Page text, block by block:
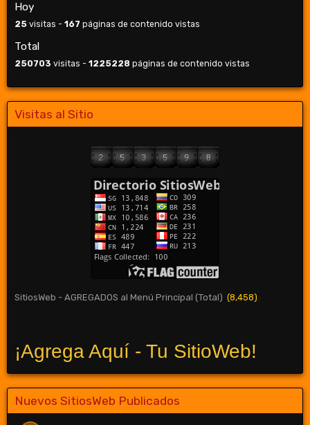
Hoy
25 visitas - 167 páginas de contenido vistas
Total
250703 visitas - 1225228 páginas de contenido vistas
Visitas al Sitio
SitiosWeb - AGREGADOS al Menú Principal (Total) (8,458)
¡Agrega Aquí - Tu SitioWeb!
Nuevos SitiosWeb Publicados